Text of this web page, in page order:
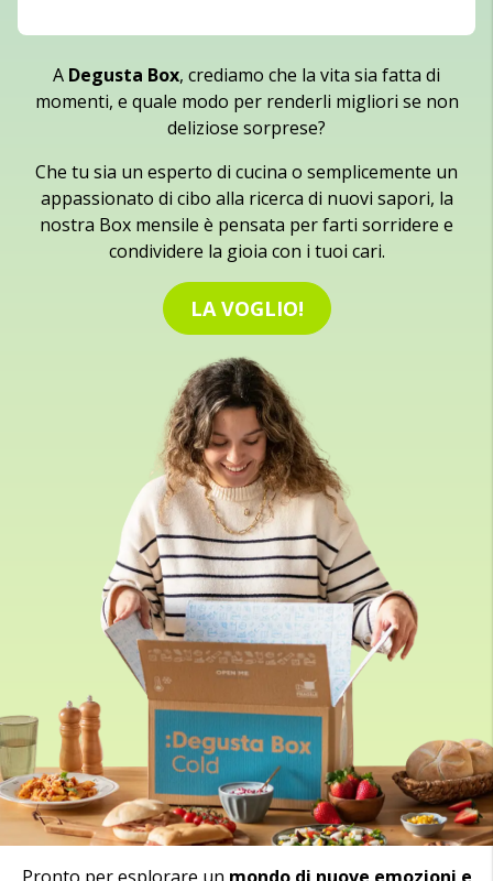
A Degusta Box, crediamo che la vita sia fatta di
momenti, e quale modo per renderli migliori se non
deliziose sorprese?
Che tu sia un esperto di cucina o semplicemente un
appassionato di cibo alla ricerca di nuovi sapori, la
nostra Box mensile è pensata per farti sorridere e
condividere la gioia con i tuoi cari.
LA VOGLIO!